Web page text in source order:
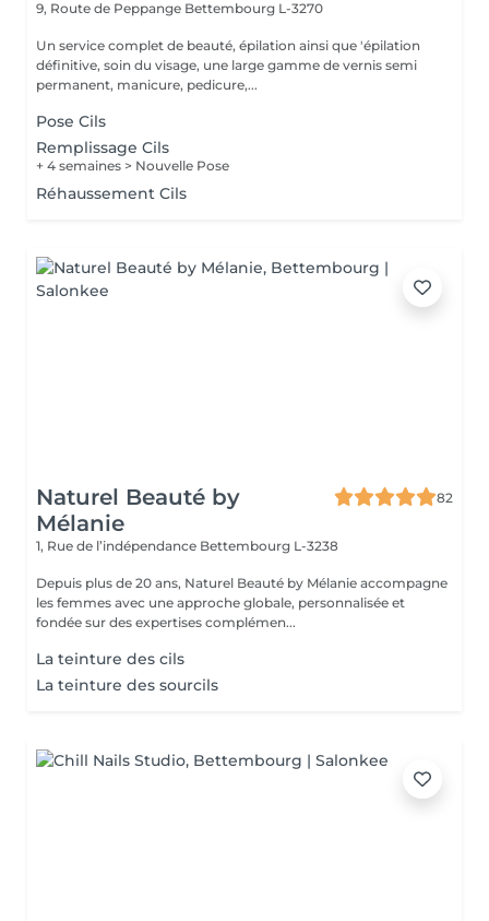
9, Route de Peppange Bettembourg L-3270
Un service complet de beauté, épilation ainsi que 'épilation
définitive, soin du visage, une large gamme de vernis semi
permanent, manicure, pedicure,...
Pose Cils
Remplissage Cils
+ 4 semaines > Nouvelle Pose
Réhaussement Cils
Naturel Beauté by
Mélanie
82
1, Rue de l’indépendance Bettembourg L-3238
Depuis plus de 20 ans, Naturel Beauté by Mélanie accompagne
les femmes avec une approche globale, personnalisée et
fondée sur des expertises complémen...
La teinture des cils
La teinture des sourcils